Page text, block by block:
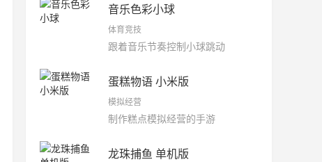
音乐色彩小球
体育竞技
跟着音乐节奏控制小球跳动
蛋糕物语 小米版
模拟经营
制作糕点模拟经营的手游
龙珠捕鱼 单机版